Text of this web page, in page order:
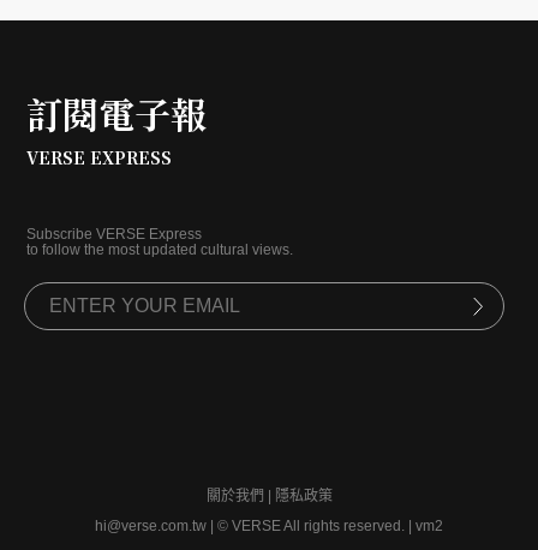
訂閱電子報
VERSE EXPRESS
Subscribe VERSE Express
to follow the most updated cultural views.
關於我們
隱私政策
hi@verse.com.tw
© VERSE All rights reserved. | vm2